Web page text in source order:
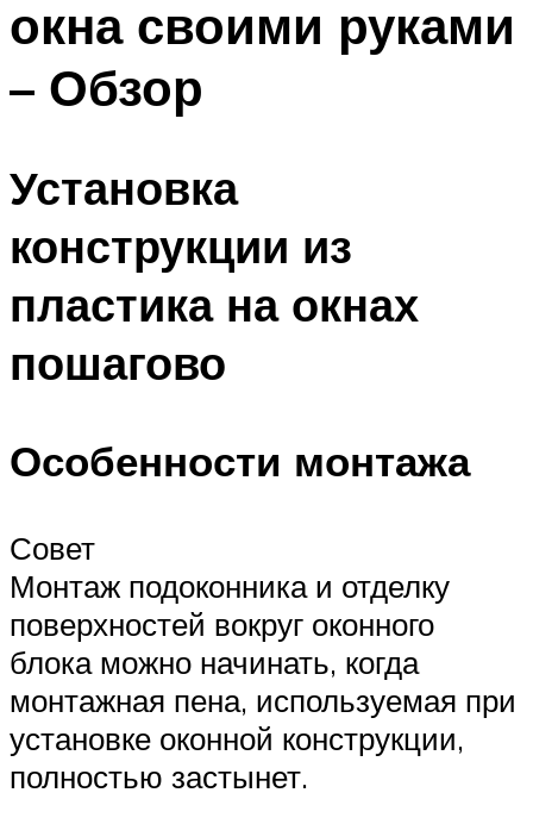
окна своими руками
– Обзор
Установка
конструкции из
пластика на окнах
пошагово
Особенности монтажа
Совет
Монтаж подоконника и отделку
поверхностей вокруг оконного
блока можно начинать, когда
монтажная пена, используемая при
установке оконной конструкции,
полностью застынет.